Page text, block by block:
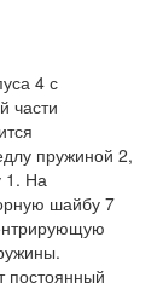
4 с
части
пружиной 2,
1. На
шайбу 7
постоянный